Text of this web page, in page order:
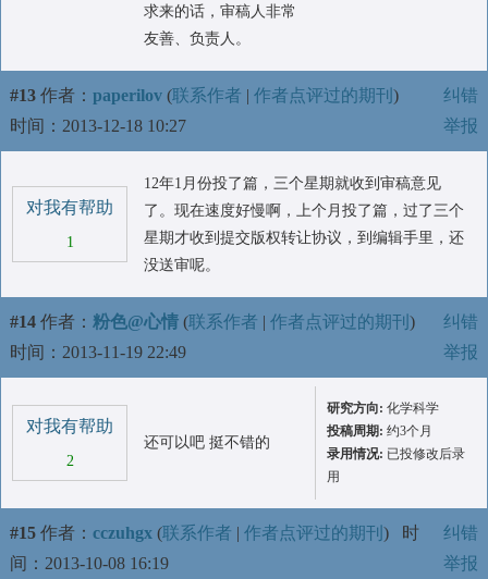
求来的话，审稿人非常
友善、负责人。
#13 作者： paperilov (联系作者 | 作者点评过的期刊 )
时间：2013-12-18 10:27
纠错
举报
对我有帮助
1
12年1月份投了篇，三个星期就收到审稿意见
了。现在速度好慢啊，上个月投了篇，过了三个
星期才收到提交版权转让协议，到编辑手里，还
没送审呢。
#14 作者： 粉色@心情 (联系作者 | 作者点评过的期刊 )
时间：2013-11-19 22:49
纠错
举报
对我有帮助
2
还可以吧 挺不错的
研究方向: 化学科学
投稿周期: 约3个月
录用情况: 已投修改后录
用
#15 作者： cczuhgx (联系作者 | 作者点评过的期刊 ) 时
间：2013-10-08 16:19
纠错
举报